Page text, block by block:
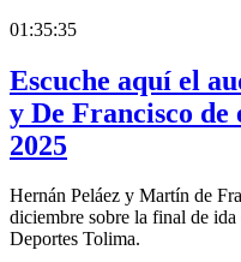
01:35:35
Escuche aquí el
y De Francisco de
2025
Hernán Peláez y Martín de
diciembre sobre la final de
Deportes Tolima.